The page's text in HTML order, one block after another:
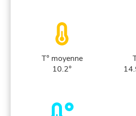
T° moyenne
10.2°